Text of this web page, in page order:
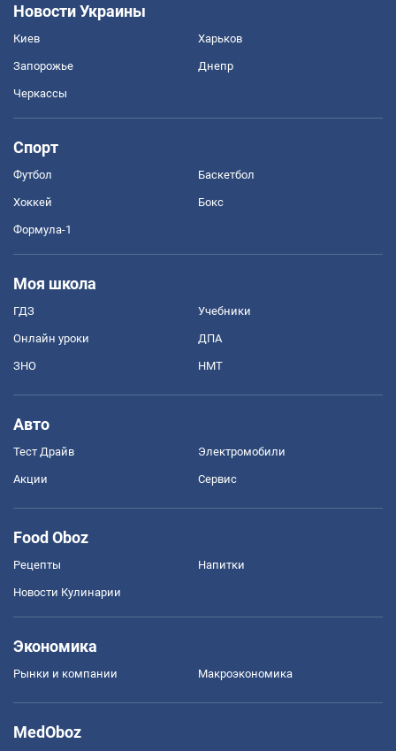
Новости Украины
Киев Харьков
Запорожье Днепр
Черкассы
Спорт
Футбол Баскетбол
Хоккей Бокс
Формула-1
Моя школа
ГДЗ Учебники
Онлайн уроки ДПА
ЗНО НМТ
Авто
Тест Драйв Электромобили
Акции Сервис
Food Oboz
Рецепты Напитки
Новости Кулинарии
Экономика
Рынки и компании Mакроэкономика
MedOboz